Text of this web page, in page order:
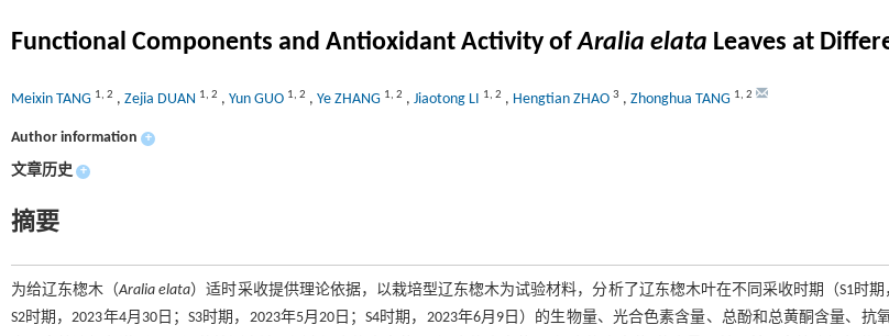
Functional Components and Antioxidant Activity ofAralia elata Leaves at
Meixin TANG 1, 2 , Zejia DUAN 1, 2 , Yun GUO 1, 2 , Ye ZHANG 1, 2 , Jiaotong LI 1, 2 , Hengtian ZHAO 3 , Zhonghua TANG 1, 2
Author information +
文章历史 +
摘要
为给辽东楤木（Aralia elata）适时采收提供理论依据，以栽培型辽东楤木为试验材料，分析了辽东楤木叶在不同采收时期（S1时期
S2时期，2023年4月30日；S3时期，2023年5月20日；S4时期，2023年6月9日）的生物量、光合色素含量、总酚和总黄酮含量、抗